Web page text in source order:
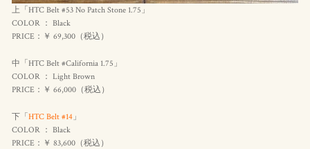
上「HTC Belt #53 No Patch Stone 1.75」
COLOR ： Black
PRICE：￥ 69,300（税込 ）
中「HTC Belt #California 1.75」
COLOR ： Light Brown
PRICE：￥ 66,000（税込 ）
下「 HTC Belt #14」
COLOR ： Black
PRICE：￥ 83,600（税込 ）